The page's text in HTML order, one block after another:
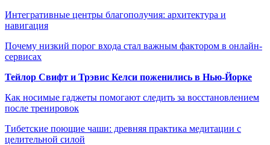
Интегративные центры благополучия: архитектура и
навигация
Почему низкий порог входа стал важным фактором в онлайн-
сервисах
Тейлор Свифт и Трэвис Келси поженились в Нью-Йорке
Как носимые гаджеты помогают следить за восстановлением
после тренировок
Тибетские поющие чаши: древняя практика медитации с
целительной силой